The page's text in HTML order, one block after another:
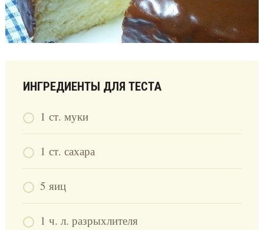
ИНГРЕДИЕНТЫ ДЛЯ ТЕСТА
1 ст. муки
1 ст. сахара
5 яиц
1 ч. л. разрыхлителя